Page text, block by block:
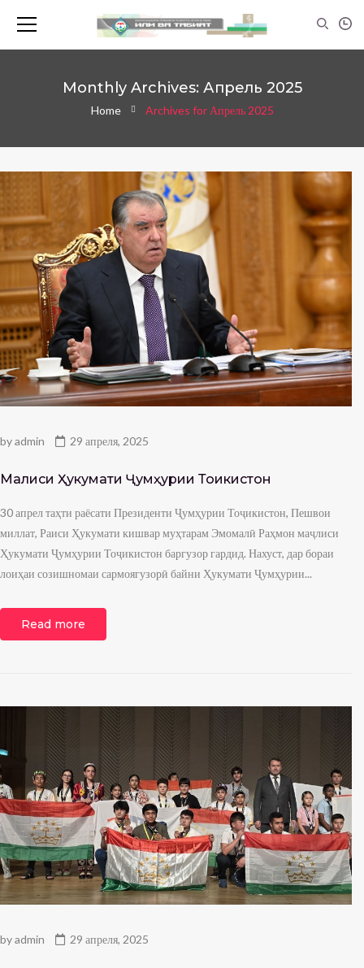
Monthly Archives: Апрель 2025
Home Archives for Апрель 2025
byadmin 29 апреля, 2025
Маҷлиси Ҳукумати Ҷумҳурии Тоҷикистон
30 апрел таҳти раёсати Президенти Ҷумҳурии Тоҷикистон, Пешвои
миллат, Раиси Ҳукумати кишвар муҳтарам Эмомалӣ Раҳмон маҷлиси
Ҳукумати Ҷумҳурии Тоҷикистон баргузор гардид. Нахуст, дар бораи
лоиҳаи созишномаи сармоягузорӣ байни Ҳукумати Ҷумҳурии...
Read more
byadmin 29 апреля, 2025